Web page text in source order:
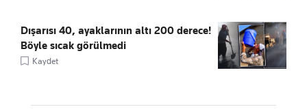
Dışarısı 40, ayaklarının altı 200 derece!
Böyle sıcak görülmedi
Kaydet